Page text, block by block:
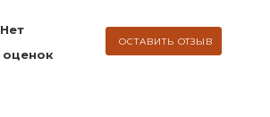
Нет
оценок
ОСТАВИТЬ ОТЗЫВ